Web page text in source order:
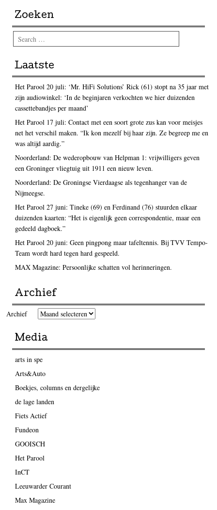
Zoeken
Search
Laatste
Het Parool 20 juli: ‘Mr. HiFi Solutions’ Rick (61) stopt na 35 jaar met
zijn audiowinkel: ‘In de beginjaren verkochten we hier duizenden
cassettebandjes per maand’
Het Parool 17 juli: Contact met een soort grote zus kan voor meisjes
net het verschil maken. “Ik kon mezelf bij haar zijn. Ze begreep me en
was altijd aardig.”
Noorderland: De wederopbouw van Helpman 1: vrijwilligers geven
een Groninger vliegtuig uit 1911 een nieuw leven.
Noorderland: De Groningse Vierdaagse als tegenhanger van de
Nijmeegse.
Het Parool 27 juni: Tineke (69) en Ferdinand (76) stuurden elkaar
duizenden kaarten: “Het is eigenlijk geen correspondentie, maar een
gedeeld dagboek.”
Het Parool 20 juni: Geen pingpong maar tafeltennis. Bij TVV Tempo-
Team wordt hard tegen hard gespeeld.
MAX Magazine: Persoonlijke schatten vol herinneringen.
Archief
Archief
Media
arts in spe
Arts&Auto
Boekjes, columns en dergelijke
de lage landen
Fiets Actief
Fundeon
GOOISCH
Het Parool
InCT
Leeuwarder Courant
Max Magazine